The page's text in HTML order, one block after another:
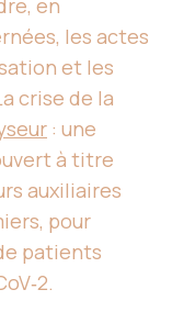
en
les actes
et les
crise de la
: une
à titre
auxiliaires
pour
patients